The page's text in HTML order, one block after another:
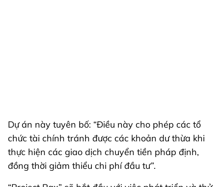
Dự án này tuyên bố: “Điều này cho phép các tổ
chức tài chính tránh được các khoản dư thừa khi
thực hiện các giao dịch chuyển tiền pháp định,
đồng thời giảm thiểu chi phí đầu tư”.